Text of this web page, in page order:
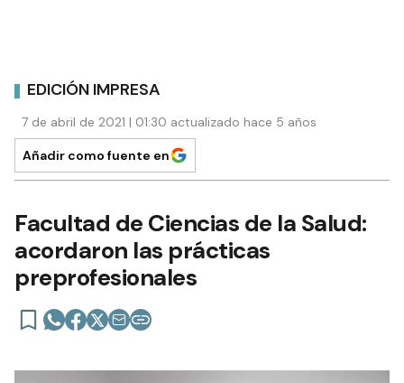
EDICIÓN IMPRESA
7 de abril de 2021 | 01:30 actualizado hace 5 años
Añadir como fuente en
Facultad de Ciencias de la Salud:
acordaron las prácticas
preprofesionales